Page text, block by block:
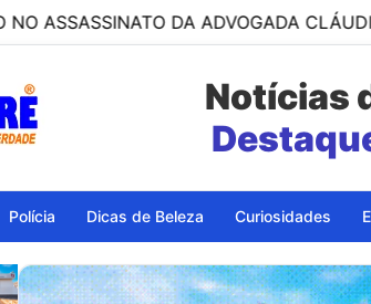
DA ADVOGADA CLÁUDIA FÉLIX;
Notícias
Itapetinga -
Polícia Dicas de Beleza Curiosidades